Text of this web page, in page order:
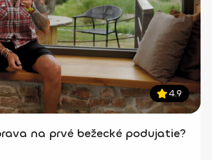
4.9
na prvé bežecké podujatie?